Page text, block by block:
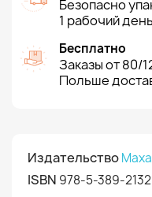
Безопасно
1 рабочий день
Бесплатно
Заказы от 80/
Польше
Издательство
ISBN 978-5-389-